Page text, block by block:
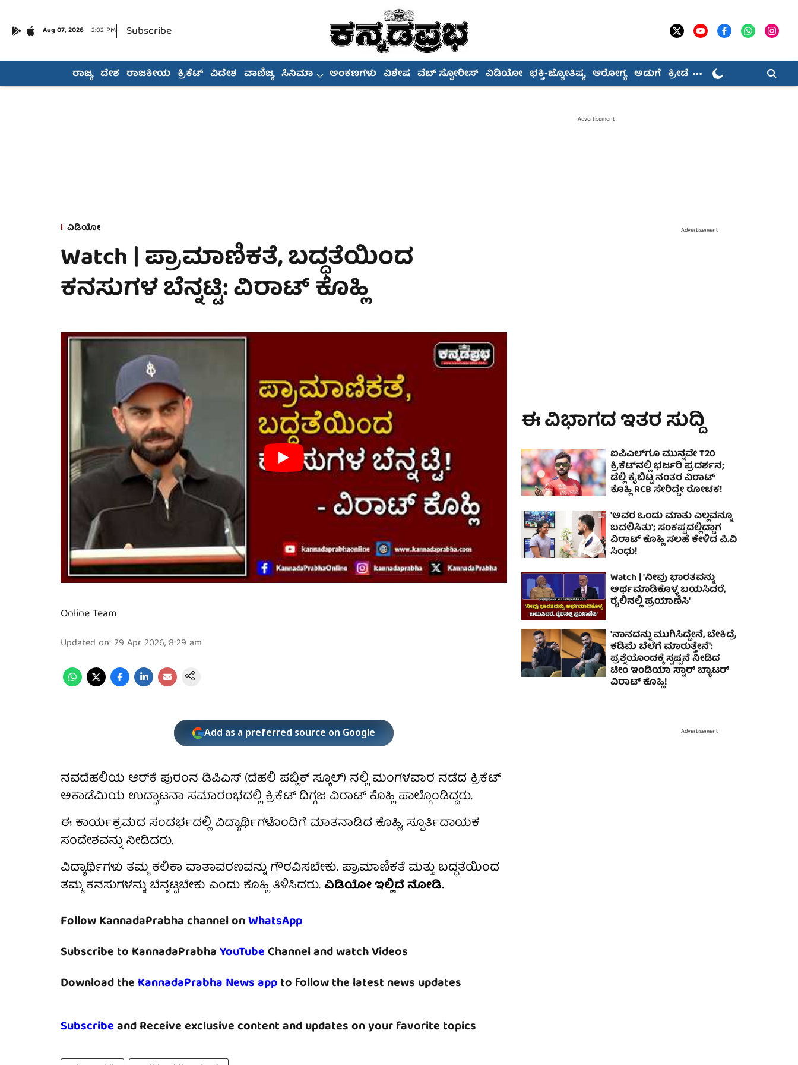
Aug 07, 2026 2:02 PM Subscribe
ರಾಜ್ಯ ದೇಶ ರಾಜಕೀಯ ಕ್ರಿಕೆಟ್ ವಿದೇಶ ವಾಣಿಜ್ಯ ಸಿನಿಮಾ ಅಂಕಣಗಳು ವಿಶೇಷ ವೆಬ್ ಸ್ಟೋರೀಸ್ ವಿಡಿಯೋ ಭಕ್ತಿ-ಜ್ಯೋತಿಷ್ಯ ಆರೋಗ್ಯ ಅಡುಗೆ ಕ್ರೀಡೆ
Advertisement
ವಿಡಿಯೋ
Watch | ಪ್ರಾಮಾಣಿಕತೆ, ಬದ್ಧತೆಯಿಂದ
ಕನಸುಗಳ ಬೆನ್ನಟ್ಟಿ: ವಿರಾಟ್ ಕೊಹ್ಲಿ
Online Team
Updated on:29 Apr 2026, 8:29 am
Add as a preferred source on Google
ನವದೆಹಲಿಯ ಆರ್‌ಕೆ ಪುರಂನ ಡಿಪಿಎಸ್ (ದೆಹಲಿ ಪಬ್ಲಿಕ್ ಸ್ಕೂಲ್) ನಲ್ಲಿ ಮಂಗಳವಾರ ನಡೆದ ಕ್ರಿಕೆಟ್
ಅಕಾಡೆಮಿಯ ಉದ್ಘಾಟನಾ ಸಮಾರಂಭದಲ್ಲಿ ಕ್ರಿಕೆಟ್ ದಿಗ್ಗಜ ವಿರಾಟ್ ಕೊಹ್ಲಿ ಪಾಲ್ಗೊಂಡಿದ್ದರು.
ಈ ಕಾರ್ಯಕ್ರಮದ ಸಂದರ್ಭದಲ್ಲಿ ವಿದ್ಯಾರ್ಥಿಗಳೊಂದಿಗೆ ಮಾತನಾಡಿದ ಕೊಹ್ಲಿ, ಸ್ಪೂರ್ತಿದಾಯಕ
ಸಂದೇಶವನ್ನು ನೀಡಿದರು.
ವಿದ್ಯಾರ್ಥಿಗಳು ತಮ್ಮ ಕಲಿಕಾ ವಾತಾವರಣವನ್ನು ಗೌರವಿಸಬೇಕು. ಪ್ರಾಮಾಣಿಕತೆ ಮತ್ತು ಬದ್ಧತೆಯಿಂದ
ತಮ್ಮ ಕನಸುಗಳನ್ನು ಬೆನ್ನಟ್ಟಬೇಕು ಎಂದು ಕೊಹ್ಲಿ ತಿಳಿಸಿದರು.ವಿಡಿಯೋ ಇಲ್ಲಿದೆ ನೋಡಿ.
Follow KannadaPrabha channel onWhatsApp
Subscribe to KannadaPrabhaYouTubeChannel and watch Videos
Download the KannadaPrabha News appto follow the latest news updates
Subscribeand Receive exclusive content and updates on your favorite topics
Advertisement
ಈ ವಿಭಾಗದ ಇತರ ಸುದ್ದಿ
ಐಪಿಎಲ್‌ಗೂ ಮುನ್ನವೇ T20
ಕ್ರಿಕೆಟ್‌ನಲ್ಲಿ ಭರ್ಜರಿ ಪ್ರದರ್ಶನ;
ಡೆಲ್ಲಿ ಕೈಬಿಟ್ಟ ನಂತರ ವಿರಾಟ್
ಕೊಹ್ಲಿ RCB ಸೇರಿದ್ದೇ ರೋಚಕ!
'ಅವರ ಒಂದು ಮಾತು ಎಲ್ಲವನ್ನೂ
ಬದಲಿಸಿತು'; ಸಂಕಷ್ಟದಲ್ಲಿದ್ದಾಗ
ವಿರಾಟ್ ಕೊಹ್ಲಿ ಸಲಹೆ ಕೇಳಿದ ಪಿ.ವಿ
ಸಿಂಧು!
Watch | 'ನೀವು ಭಾರತವನ್ನು
ಅರ್ಥಮಾಡಿಕೊಳ್ಳ ಬಯಸಿದರೆ,
ರೈಲಿನಲ್ಲಿ ಪ್ರಯಾಣಿಸಿ'
'ನಾನದನ್ನು ಮುಗಿಸಿದ್ದೇನೆ, ಬೇಕಿದ್ರೆ
ಕಡಿಮೆ ಬೆಲೆಗೆ ಮಾರುತ್ತೇನೆ':
ಪ್ರಶ್ನೆಯೊಂದಕ್ಕೆ ಸ್ಪಷ್ಟನೆ ನೀಡಿದ
ಟೀಂ ಇಂಡಿಯಾ ಸ್ಟಾರ್ ಬ್ಯಾಟರ್
ವಿರಾಟ್ ಕೊಹ್ಲಿ!
Advertisement